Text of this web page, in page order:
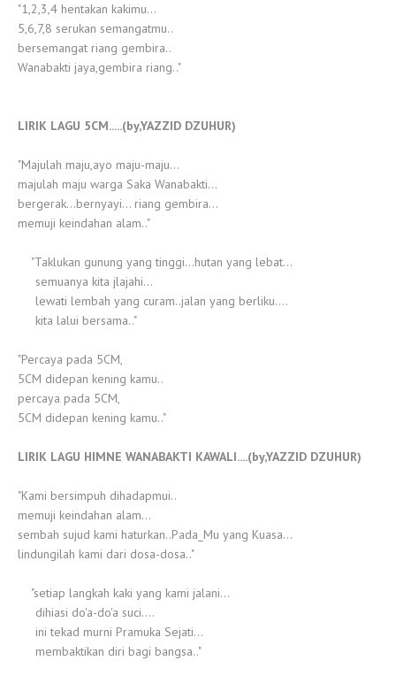
"1,2,3,4 hentakan kakimu...
5,6,7,8 serukan semangatmu..
bersemangat riang gembira..
Wanabakti jaya,gembira riang.."
LIRIK LAGU 5CM.....(by,YAZZID DZUHUR)
"Majulah maju,ayo maju-maju...
majulah maju warga Saka Wanabakti...
bergerak...bernyayi... riang gembira...
memuji keindahan alam.."
"Taklukan gunung yang tinggi...hutan yang lebat...
semuanya kita jlajahi...
lewati lembah yang curam..jalan yang berliku....
kita lalui bersama.."
"Percaya pada 5CM,
5CM didepan kening kamu..
percaya pada 5CM,
5CM didepan kening kamu.."
LIRIK LAGU HIMNE WANABAKTI KAWALI....(by,YAZZID DZUHUR)
"Kami bersimpuh dihadapmui..
memuji keindahan alam...
sembah sujud kami haturkan..Pada_Mu yang Kuasa...
lindungilah kami dari dosa-dosa.."
"setiap langkah kaki yang kami jalani...
dihiasi do'a-do'a suci....
ini tekad murni Pramuka Sejati...
membaktikan diri bagi bangsa.."